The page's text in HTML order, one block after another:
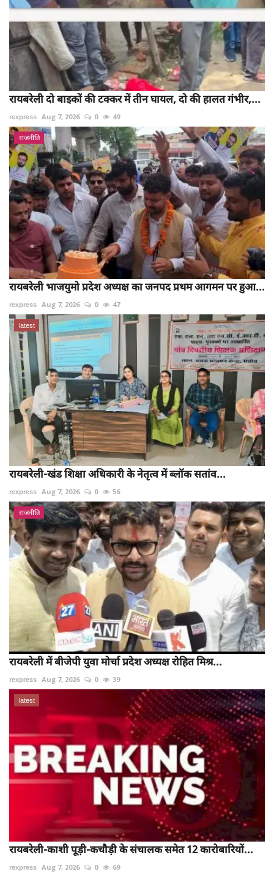
रायबरेली दो बाइकों की टक्कर में तीन घायल, दो की हालत गंभीर,...
rexpress Aug 7, 2026 0 49
राजनीति
रायबरेली भाजयुमो प्रदेश अध्यक्ष का जनपद प्रथम आगमन पर हुआ...
rexpress Aug 7, 2026 0 47
latest
रायबरेली-खंड शिक्षा अधिकारी के नेतृत्व में ब्लॉक सतांव...
rexpress Aug 7, 2026 0 56
राजनीति
रायबरेली में बीजेपी युवा मोर्चा प्रदेश अध्यक्ष रोहित मिश्र...
rexpress Aug 7, 2026 0 39
latest
रायबरेली-काशी पूड़ी-कचौड़ी के संचालक समेत 12 कारोबारियों...
rexpress Aug 7, 2026 0 69